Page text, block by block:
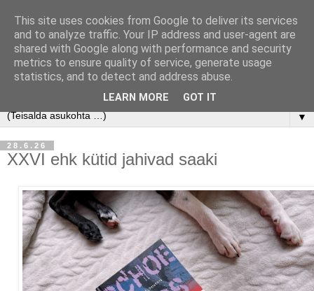
▼
28.6.26
XXVI ehk kütid jahivad saaki
This site uses cookies from Google to deliver its services
and to analyze traffic. Your IP address and user-agent are
shared with Google along with performance and security
metrics to ensure quality of service, generate usage
statistics, and to detect and address abuse.
LEARN MORE GOT IT